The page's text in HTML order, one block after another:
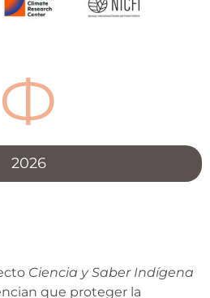
Ф
2026
Ciencia y Saber Indígena
que proteger la